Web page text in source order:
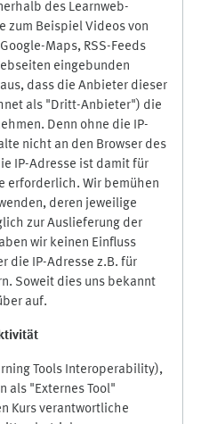
des Learnweb-
zum Beispiel Videos von
Maps, RSS-Feeds
eingebunden
dass die Anbieter dieser
als "Dritt-Anbieter") die
Denn ohne die IP-
nicht an den Browser des
IP-Adresse ist damit für
erforderlich. Wir bemühen
deren jeweilige
zur Auslieferung der
wir keinen Einfluss
die IP-Adresse z.B. für
Soweit dies uns bekannt
auf.
Tools Interoperability),
als "Externes Tool"
Kurs verantwortliche